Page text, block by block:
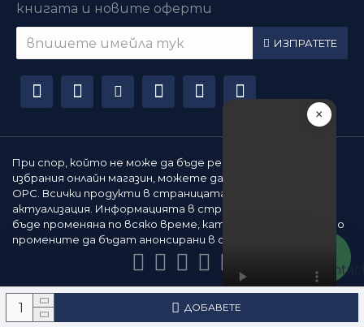
ДОБАВЕТЕ
×
книгата и новите оферти
ИЗПРАТЕТЕ
При спор, който не може да бъде решен съвместно с
избрания онлайн магазин, можете да използвате сайта
ОРС. Всички продукти в страницата подлежат на
актуализация. Информацията в страницата може да
бъде променяна по всяко време, като не е задължително
промените да бъдат анонсирани в страницата.